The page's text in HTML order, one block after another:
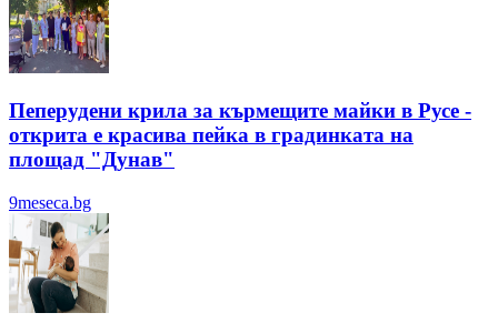
Пеперудени крила за кърмещите майки в Русе -
открита е красива пейка в градинката на
площад "Дунав"
9meseca.bg